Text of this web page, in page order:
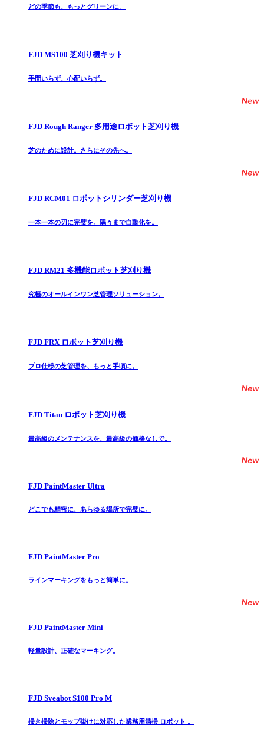
どの季節も、もっとグリーンに。
FJD MS100 芝刈り機キット
手間いらず、心配いらず。
FJD Rough Ranger 多用途ロボット芝刈り機
芝のために設計。さらにその先へ。
FJD RCM01 ロボットシリンダー芝刈り機
一本一本の刃に完璧を。隅々まで自動化を。
FJD RM21 多機能ロボット芝刈り機
究極のオールインワン芝管理ソリューション。
FJD FRX ロボット芝刈り機
プロ仕様の芝管理を、もっと手頃に。
FJD Titan ロボット芝刈り機
最高級のメンテナンスを、最高級の価格なしで。
FJD PaintMaster Ultra
どこでも精密に、あらゆる場所で完璧に。
FJD PaintMaster Pro
ラインマーキングをもっと簡単に。
FJD PaintMaster Mini
軽量設計、正確なマーキング。
FJD Sveabot S100 Pro M
掃き掃除とモップ掛けに対応した業務用清掃 ロボット 。